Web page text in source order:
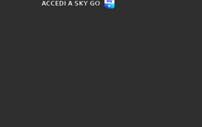
ACCEDI A SKY GO